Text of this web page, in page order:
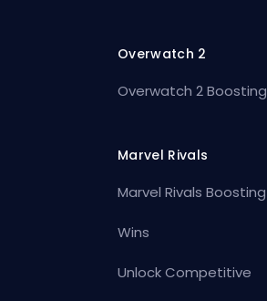
Overwatch 2
Overwatch 2 Boosting
Marvel Rivals
Marvel Rivals Boosting
Wins
Unlock Competitive